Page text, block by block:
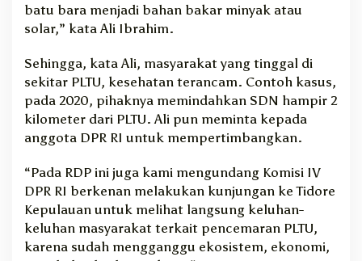
batu bara menjadi bahan bakar minyak atau
solar,” kata Ali Ibrahim.
Sehingga, kata Ali, masyarakat yang tinggal di
sekitar PLTU, kesehatan terancam. Contoh kasus,
pada 2020, pihaknya memindahkan SDN hampir 2
kilometer dari PLTU. Ali pun meminta kepada
anggota DPR RI untuk mempertimbangkan.
“Pada RDP ini juga kami mengundang Komisi IV
DPR RI berkenan melakukan kunjungan ke Tidore
Kepulauan untuk melihat langsung keluhan-
keluhan masyarakat terkait pencemaran PLTU,
karena sudah mengganggu ekosistem, ekonomi,